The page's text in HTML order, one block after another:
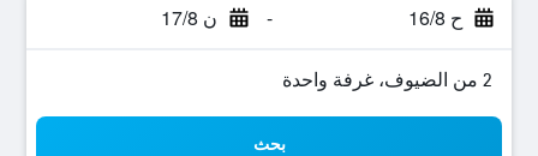
ح 16/8 - ن 17/8
2 من الضيوف، غرفة واحدة
بحث